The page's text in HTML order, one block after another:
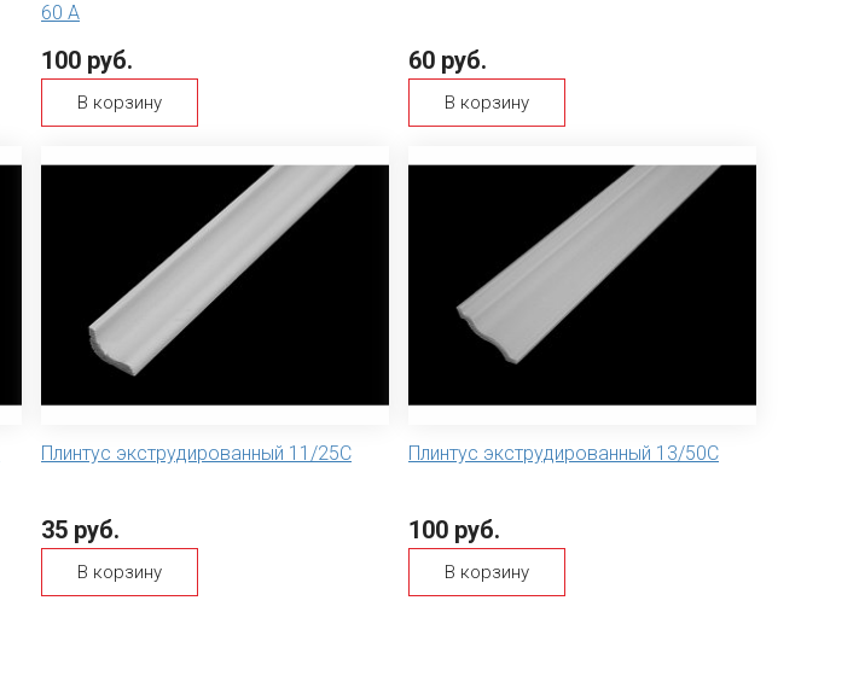
60 А
100 руб.
В корзину
60 руб.
В корзину
Плинтус экструдированный 11/25С
35 руб.
В корзину
Плинтус экструдированный 13/50С
100 руб.
В корзину